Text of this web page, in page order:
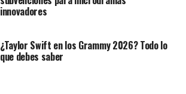
innovadores
¿Taylor Swift en los Grammy 2026? Todo lo
que debes saber